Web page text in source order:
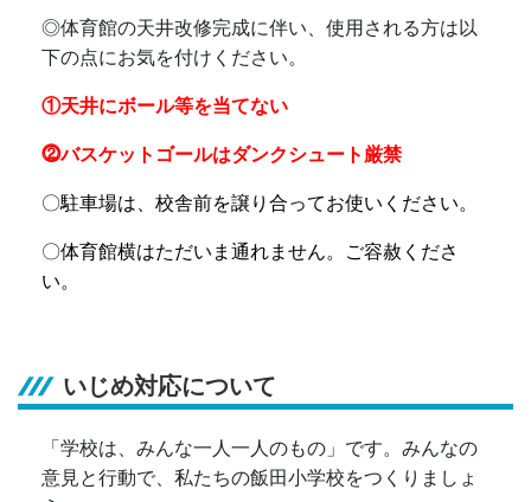
◎体育館の天井改修完成に伴い、使用される方は以
下の点にお気を付けください。
①天井にボール等を当てない
⓶バスケットゴールはダンクシュート厳禁
〇駐車場は、校舎前を譲り合ってお使いください。
〇体育館横はただいま通れません。ご容赦くださ
い。
いじめ対応について
「学校は、みんな一人一人のもの」です。みんなの
意見と行動で、私たちの飯田小学校をつくりましょ